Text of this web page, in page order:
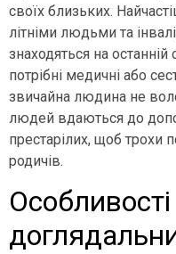
своїх близьких.
літніми людьми та
знаходяться на
потрібні медичні або
звичайна людина не
людей вдаються до
престарілих, щоб трохи
родичів.